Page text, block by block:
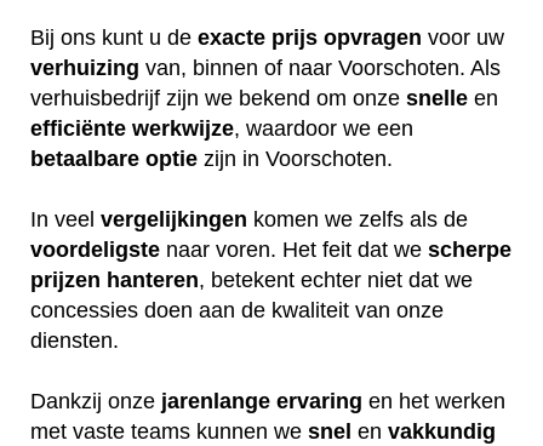
Bij ons kunt u de exacte prijs opvragen voor uw
verhuizing van, binnen of naar Voorschoten. Als
verhuisbedrijf zijn we bekend om onze snelle en
efficiënte werkwijze, waardoor we een
betaalbare optie zijn in Voorschoten.
In veel vergelijkingen komen we zelfs als de
voordeligste naar voren. Het feit dat we scherpe
prijzen hanteren, betekent echter niet dat we
concessies doen aan de kwaliteit van onze
diensten.
Dankzij onze jarenlange ervaring en het werken
met vaste teams kunnen we snel en vakkundig